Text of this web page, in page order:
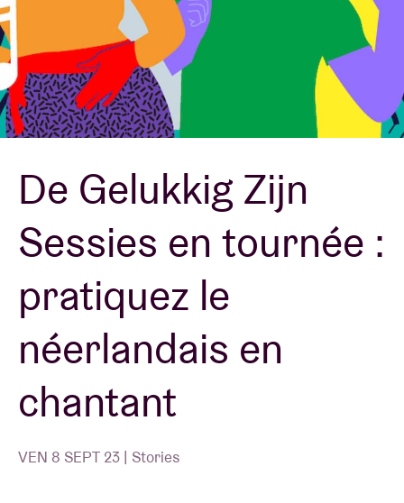
AB ❤ you
Location de salles
BRDCST
ABtv
Chèque-concert
À propos de l'AB
Contact
De Gelukkig Zijn
Sessies en tournée :
pratiquez le
néerlandais en
chantant
VEN 8 SEPT 23 | Stories